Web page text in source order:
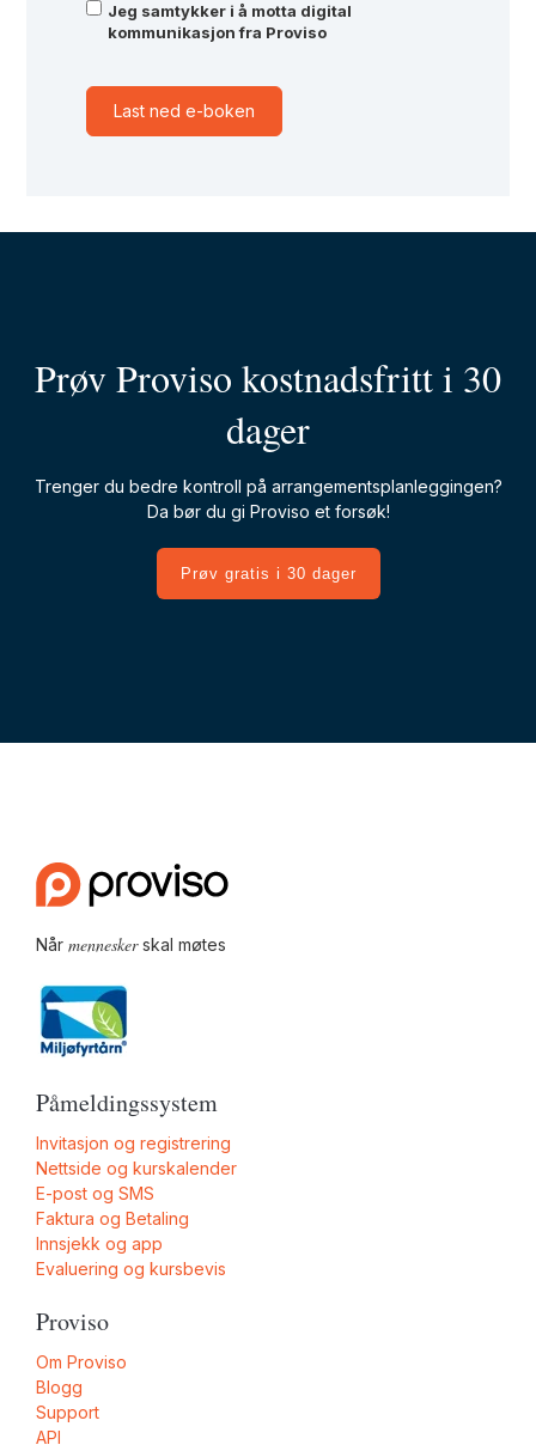
Jeg samtykker i å motta digital
kommunikasjon fra Proviso
Prøv Proviso kostnadsfritt i 30
dager
Trenger du bedre kontroll på arrangementsplanleggingen?
Da bør du gi Proviso et forsøk!
Prøv gratis i 30 dager
Når menneskerskal møtes
Påmeldingssystem
Invitasjon og registrering
Nettside og kurskalender
E-post og SMS
Faktura og Betaling
Innsjekk og app
Evaluering og kursbevis
Proviso
Om Proviso
Blogg
Support
API